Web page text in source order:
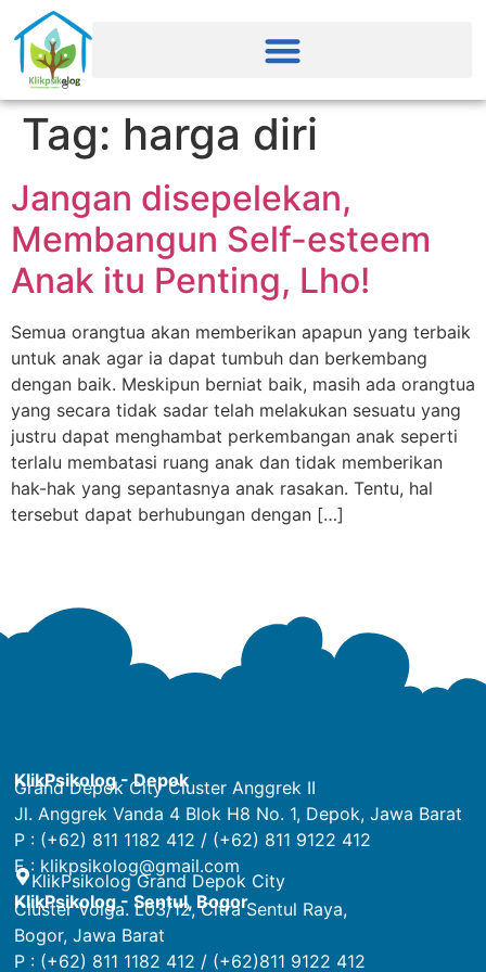
Tag: harga diri
Jangan disepelekan,
Membangun Self-esteem
Anak itu Penting, Lho!
Semua orangtua akan memberikan apapun yang terbaik
untuk anak agar ia dapat tumbuh dan berkembang
dengan baik. Meskipun berniat baik, masih ada orangtua
yang secara tidak sadar telah melakukan sesuatu yang
justru dapat menghambat perkembangan anak seperti
terlalu membatasi ruang anak dan tidak memberikan
hak-hak yang sepantasnya anak rasakan. Tentu, hal
tersebut dapat berhubungan dengan […]
KlikPsikolog - Depok
Grand Depok City Cluster Anggrek II
Jl. Anggrek Vanda 4 Blok H8 No. 1, Depok, Jawa Barat
P : (+62) 811 1182 412 / (+62) 811 9122 412
E : klikpsikolog@gmail.com
KlikPsikolog Grand Depok City
KlikPsikolog - Sentul, Bogor
Cluster Volga. L03/12, Citra Sentul Raya,
Bogor, Jawa Barat
P : (+62) 811 1182 412 / (+62)811 9122 412